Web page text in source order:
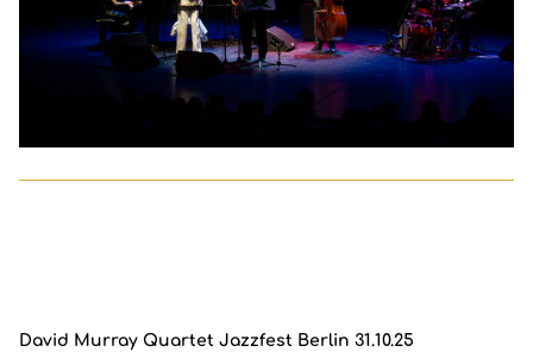
David Murray Quartet Jazzfest Berlin 31.10.25